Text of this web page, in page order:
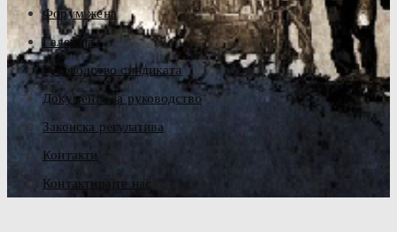
Форум жена
Галерија
Руководство синдиката
Документа за руководство
Законска регулатива
Контакти
Контактирајте нас